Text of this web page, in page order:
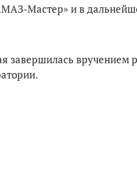
Мастер» и в
завершилась вручением